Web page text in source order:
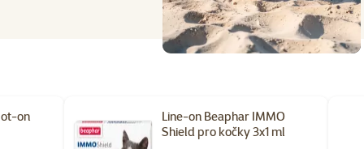
on
Line-on Beaphar IMMO
Shield pro kočky 3x1 ml